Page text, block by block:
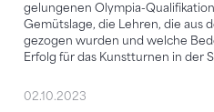
gelungenen Olympia-
Gemütslage, die Lehren, die aus
gezogen wurden und welche
Erfolg für das Kunstturnen in der
02.10.2023